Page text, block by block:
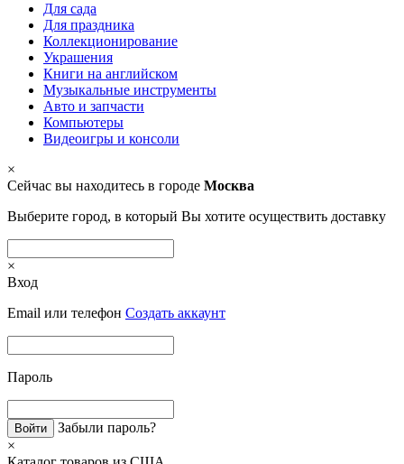
Для сада
Для праздника
Коллекционирование
Украшения
Книги на английском
Музыкальные инструменты
Авто и запчасти
Компьютеры
Видеоигры и консоли
×
Сейчас вы находитесь в городе Москва
Выберите город, в который Вы хотите осуществить доставку
×
Вход
Email или телефон Создать аккаунт
Пароль
Забыли пароль?
×